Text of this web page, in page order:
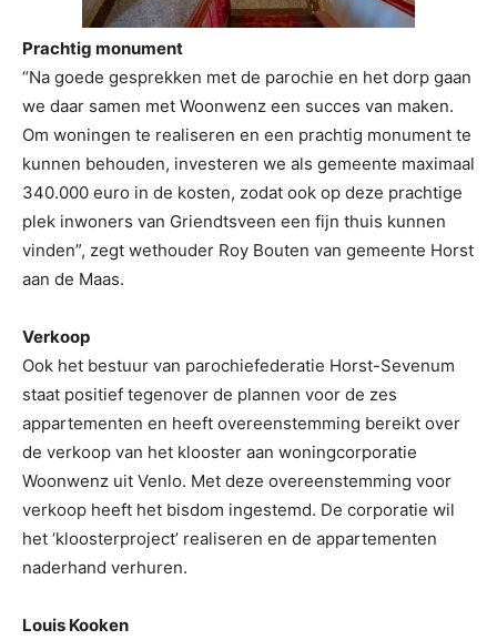
Prachtig monument
“Na goede gesprekken met de parochie en het dorp gaan
we daar samen met Woonwenz een succes van maken.
Om woningen te realiseren en een prachtig monument te
kunnen behouden, investeren we als gemeente maximaal
340.000 euro in de kosten, zodat ook op deze prachtige
plek inwoners van Griendtsveen een fijn thuis kunnen
vinden”, zegt wethouder Roy Bouten van gemeente Horst
aan de Maas.
Verkoop
Ook het bestuur van parochiefederatie Horst-Sevenum
staat positief tegenover de plannen voor de zes
appartementen en heeft overeenstemming bereikt over
de verkoop van het klooster aan woningcorporatie
Woonwenz uit Venlo. Met deze overeenstemming voor
verkoop heeft het bisdom ingestemd. De corporatie wil
het ‘kloosterproject’ realiseren en de appartementen
naderhand verhuren.
Louis Kooken